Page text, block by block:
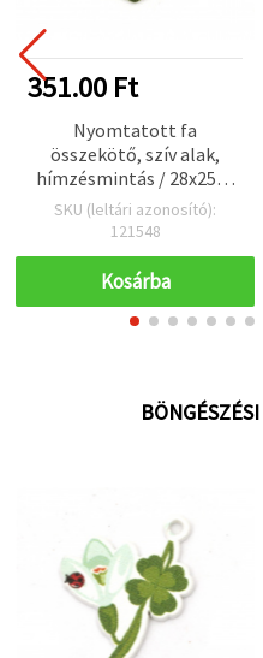
351.00 Ft
Nyomtatott fa
összekötő, szív alak,
hímzésmintás / 28x25x2
mm, lyuk: 2 mm – 10 db
SKU (leltári azonosító):
121548
Kosárba